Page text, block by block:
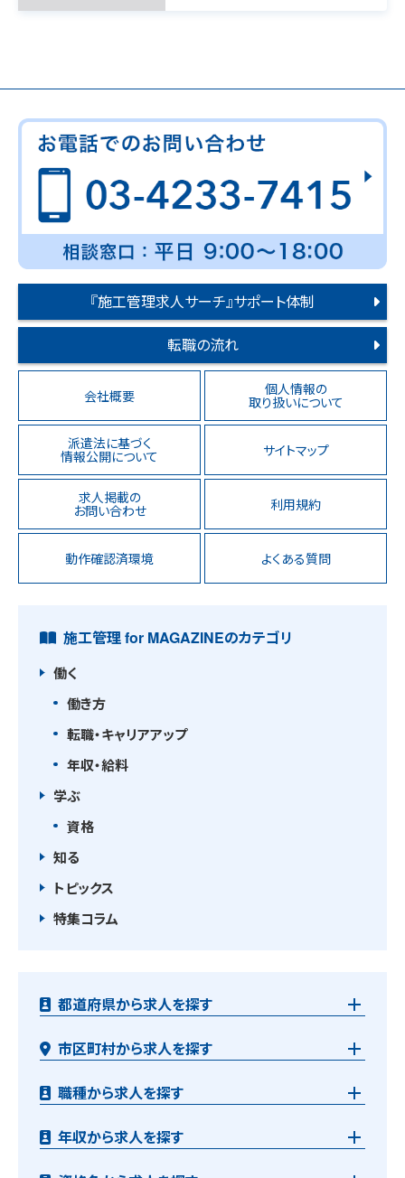
『施工管理求人サーチ』サポート体制
転職の流れ
会社概要 個人情報の
取り扱いについて
派遣法に基づく
情報公開について サイトマップ
求人掲載の
お問い合わせ 利用規約
動作確認済環境 よくある質問
施工管理 for MAGAZINEのカテゴリ
働く
働き方
転職・キャリアアップ
年収・給料
学ぶ
資格
知る
トピックス
特集コラム
都道府県から求人を探す
市区町村から求人を探す
職種から求人を探す
年収から求人を探す